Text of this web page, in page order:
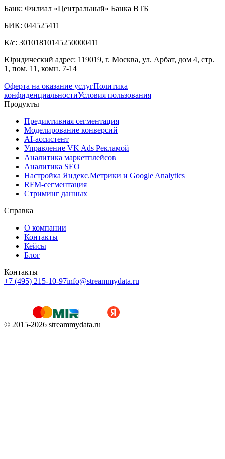
Банк: Филиал «Центральный» Банка ВТБ
БИК: 044525411
К/с: 30101810145250000411
Юридический адрес: 119019, г. Москва, ул. Арбат, дом 4, стр.
1, пом. 11, комн. 7-14
Оферта на оказание услугПолитика
конфиденциальностиУсловия пользования
Продукты
Предиктивная сегментация
Моделирование конверсий
AI-ассистент
Управление VK Ads Рекламой
Аналитика маркетплейсов
Аналитика SEO
Настройка Яндекс.Метрики и Google Analytics
RFM-сегментация
Cтриминг данных
Справка
О компании
Контакты
Кейсы
Блог
Контакты
+7 (495) 215-10-97info@streammydata.ru
© 2015-2026 streammydata.ru